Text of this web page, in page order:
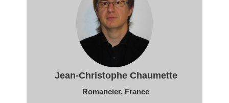
Jean-Christophe Chaumette
Romancier, France